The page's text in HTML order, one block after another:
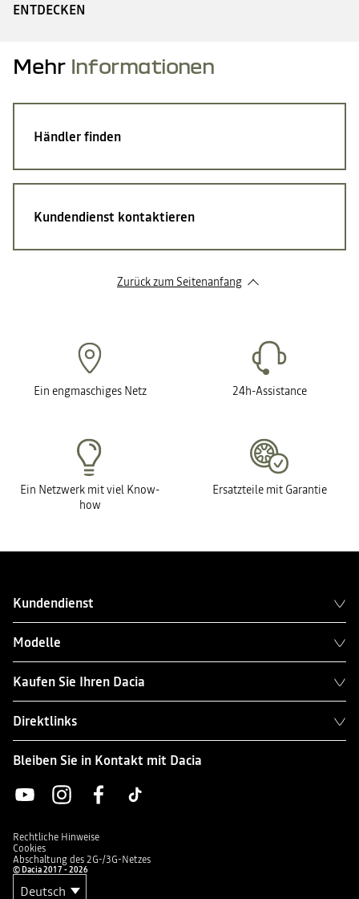
ENTDECKEN
Mehr Informationen
Händler finden
Kundendienst kontaktieren
Zurück zum Seitenanfang
Ein engmaschiges Netz 24h-Assistance
Ein Netzwerk mit viel Know-
how
Ersatzteile mit Garantie
Kundendienst
Modelle
Kaufen Sie Ihren Dacia
Direktlinks
Bleiben Sie in Kontakt mit Dacia
Rechtliche Hinweise
Cookies
Abschaltung des 2G-/3G-Netzes
© Dacia 2017 - 2026